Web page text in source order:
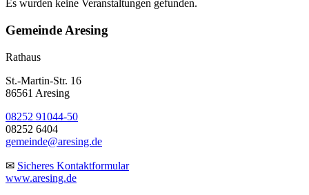
Es wurden keine Veranstaltungen gefunden.
Gemeinde Aresing
Rathaus
St.-Martin-Str. 16
86561 Aresing
08252 91044-50
08252 6404
gemeinde@aresing.de
✉ Sicheres Kontaktformular
www.aresing.de